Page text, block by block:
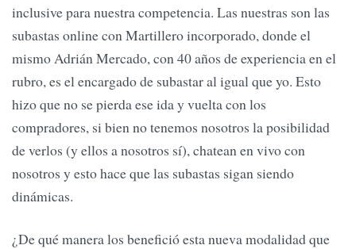
inclusive para nuestra competencia. Las nuestras son las
subastas online con Martillero incorporado, donde el
mismo Adrián Mercado, con 40 años de experiencia en el
rubro, es el encargado de subastar al igual que yo. Esto
hizo que no se pierda ese ida y vuelta con los
compradores, si bien no tenemos nosotros la posibilidad
de verlos (y ellos a nosotros sí), chatean en vivo con
nosotros y esto hace que las subastas sigan siendo
dinámicas.
¿De qué manera los benefició esta nueva modalidad que